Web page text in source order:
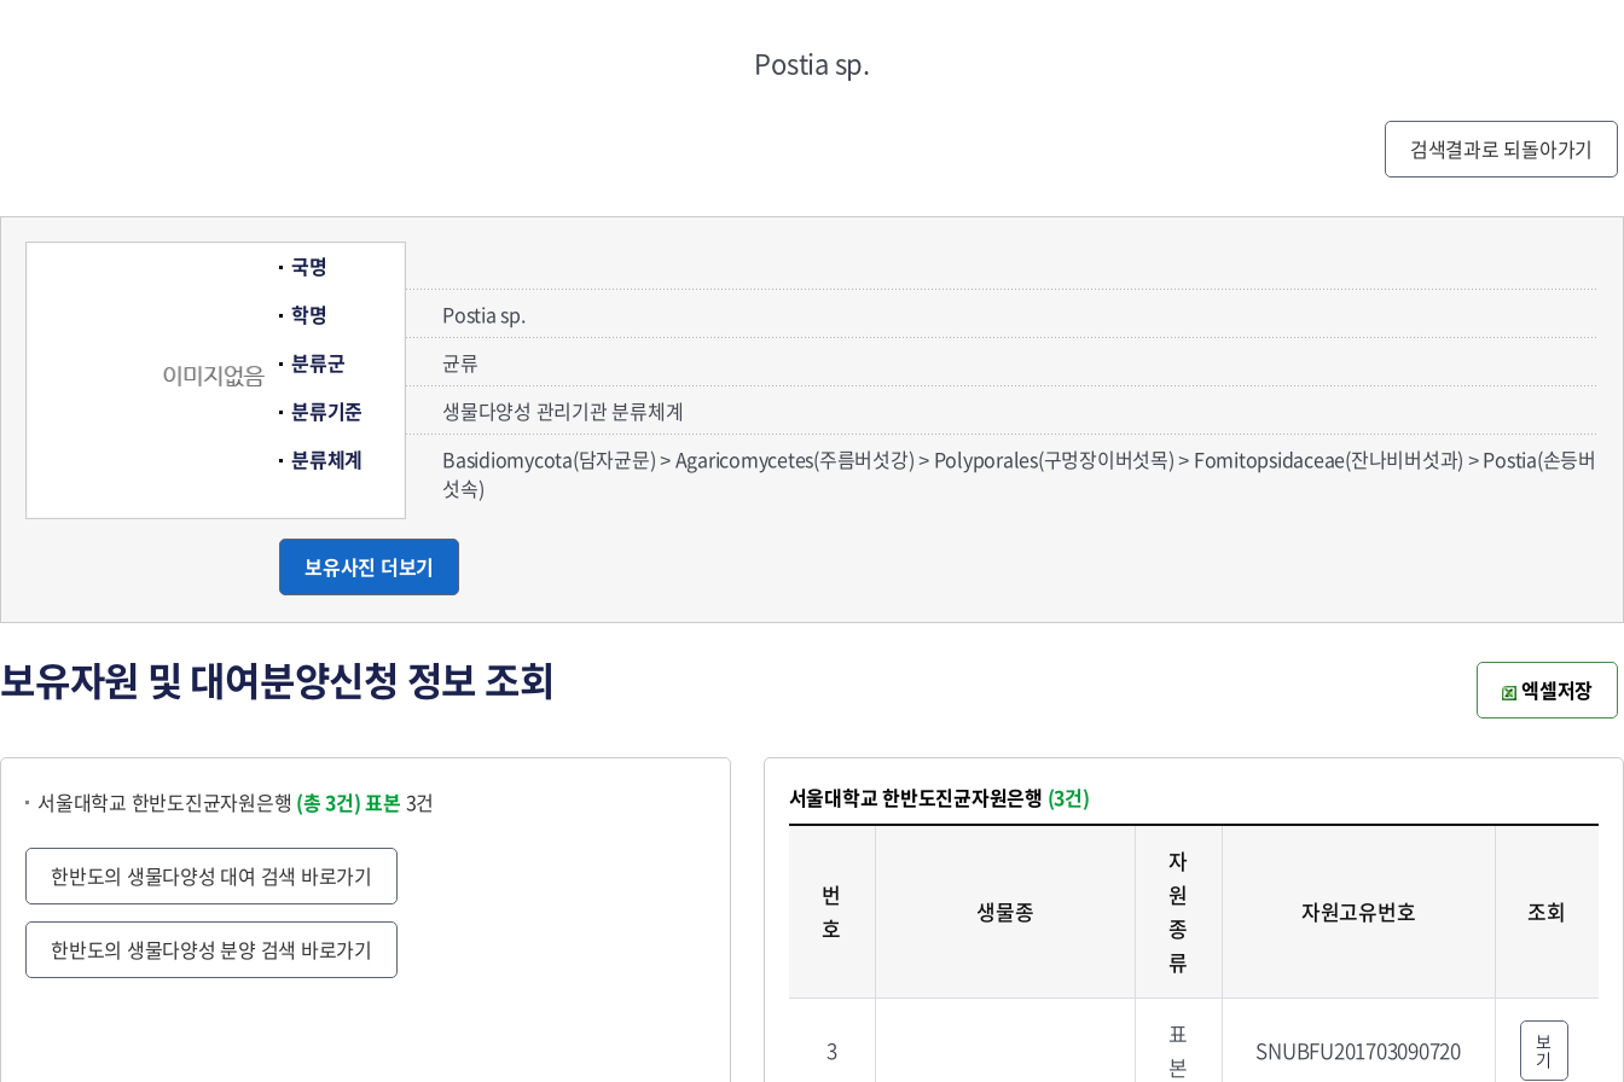
Postia sp.
검색결과로 되돌아가기
국명
학명
Postia sp.
분류군
균류
분류기준
생물다양성 관리기관 분류체계
분류체계
Basidiomycota(담자균문) > Agaricomycetes(주름버섯강) > Polyporales(구멍장이버섯목) > Fomitopsidaceae(잔나비버섯과) > Postia(손등버
섯속)
보유사진 더보기
보유자원 및 대여분양신청 정보 조회 엑셀저장
서울대학교 한반도진균자원은행 (총 3건)표본 3건
한반도의 생물다양성 대여 검색 바로가기
한반도의 생물다양성 분양 검색 바로가기
서울대학교 한반도진균자원은행 (3건)
번
호
생물종
자
원
종
류
자원고유번호 조회
3
표
본
SNUBFU201703090720 보
기